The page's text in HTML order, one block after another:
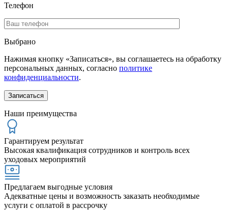
Телефон
Выбрано
Нажимая кнопку «Записаться», вы соглашаетесь на обработку
персональных данных, согласно политике
конфиденциальности.
Наши преимущества
Гарантируем результат
Высокая квалификация сотрудников и контроль всех
уходовых мероприятий
Предлагаем выгодные условия
Адекватные цены и возможность заказать необходимые
услуги с оплатой в рассрочку